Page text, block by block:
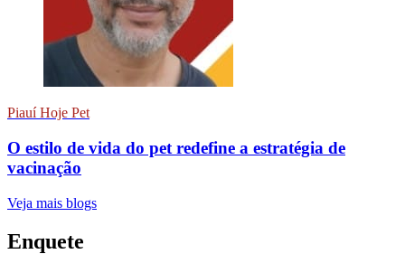
Piauí Hoje Pet
O estilo de vida do pet redefine a estratégia de
vacinação
Veja mais blogs
Enquete